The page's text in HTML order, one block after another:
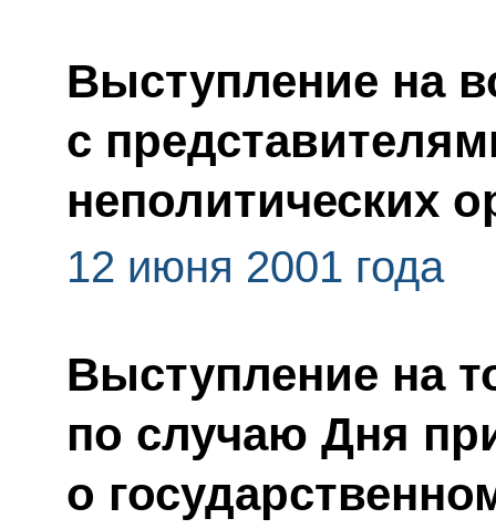
Выступление на
с
неполитических
12 июня 2001 года
Выступление на
по случаю Дня
о